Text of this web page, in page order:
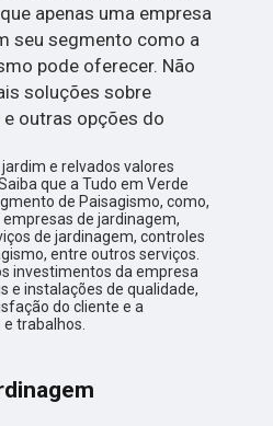
apenas uma empresa
seu segmento como a
pode oferecer. Não
soluções sobre
outras opções do
e relvados valores
que a Tudo em Verde
de Paisagismo, como,
de jardinagem,
de jardinagem, controles
entre outros serviços.
investimentos da empresa
e instalações de qualidade,
do cliente e a
trabalhos.